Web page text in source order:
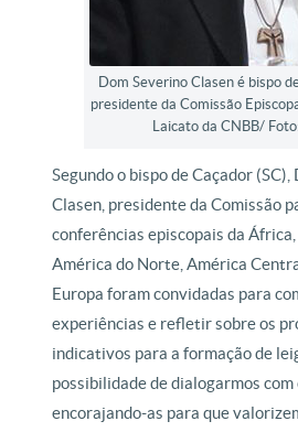
Dom Severino Clasen é bispo
presidente da Comissão
Laicato da CNBB/
Segundo o bispo de Caçador
Clasen, presidente da Comissão
conferências episcopais da África,
América do Norte, América
Europa foram convidadas para
experiências e refletir sobre os
indicativos para a formação de
possibilidade de dialogarmos
encorajando-as para que